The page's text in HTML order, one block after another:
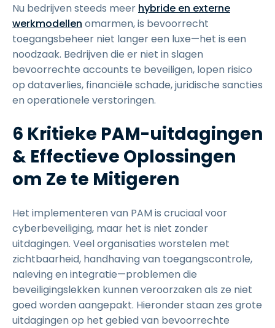
Nu bedrijven steeds meer hybride en externe
werkmodellen omarmen, is bevoorrecht
toegangsbeheer niet langer een luxe—het is een
noodzaak. Bedrijven die er niet in slagen
bevoorrechte accounts te beveiligen, lopen risico
op dataverlies, financiële schade, juridische sancties
en operationele verstoringen.
6 Kritieke PAM-uitdagingen
& Effectieve Oplossingen
om Ze te Mitigeren
Het implementeren van PAM is cruciaal voor
cyberbeveiliging, maar het is niet zonder
uitdagingen. Veel organisaties worstelen met
zichtbaarheid, handhaving van toegangscontrole,
naleving en integratie—problemen die
beveiligingslekken kunnen veroorzaken als ze niet
goed worden aangepakt. Hieronder staan zes grote
uitdagingen op het gebied van bevoorrechte